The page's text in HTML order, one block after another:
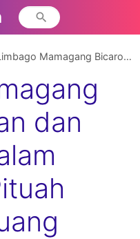
Mamagang Bicaro ( Aturan dan Tatakrama dalam Berbicara ) Pituah Bundo Kanduang
dan